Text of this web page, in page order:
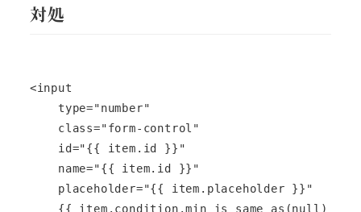
対処
<input
    type="number"
    class="form-control"
    id="{{ item.id }}"
    name="{{ item.id }}"
    placeholder="{{ item.placeholder }}"
{{ item.condition.min is same as(null) ?